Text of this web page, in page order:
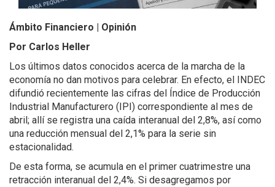
Ámbito Financiero | Opinión
Por Carlos Heller
Los últimos datos conocidos acerca de la marcha de la
economía no dan motivos para celebrar. En efecto, el INDEC
difundió recientemente las cifras del Índice de Producción
Industrial Manufacturero (IPI) correspondiente al mes de
abril; allí se registra una caída interanual del 2,8%, así como
una reducción mensual del 2,1% para la serie sin
estacionalidad.
De esta forma, se acumula en el primer cuatrimestre una
retracción interanual del 2,4%. Si desagregamos por